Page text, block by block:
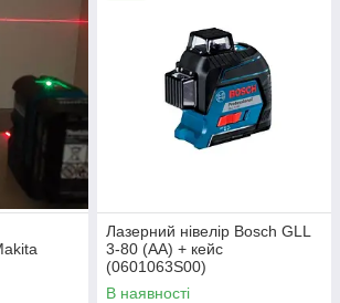
Лазерний нівелір Bosch GLL
3-80 (AA) + кейс
(0601063S00)
В наявності